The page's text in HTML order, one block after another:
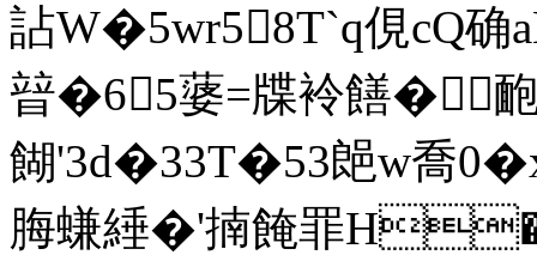
詀W�5wr58T`q俔cQ
暜�65蔢=牒袊饍�靤
餬'3d�33T�53郒w喬0�
脢螊綞�'揇餣罪